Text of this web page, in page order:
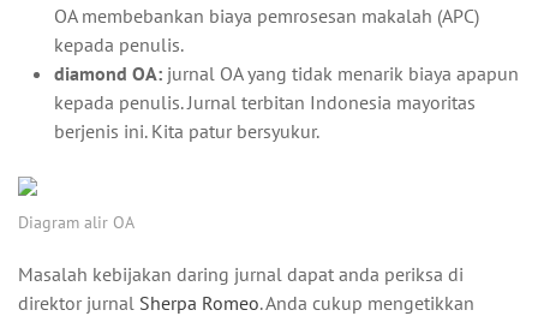
OA membebankan biaya pemrosesan makalah (APC)
kepada penulis.
diamond OA: jurnal OA yang tidak menarik biaya apapun
kepada penulis. Jurnal terbitan Indonesia mayoritas
berjenis ini. Kita patur bersyukur.
Diagram alir OA
Masalah kebijakan daring jurnal dapat anda periksa di
direktor jurnal Sherpa Romeo. Anda cukup mengetikkan